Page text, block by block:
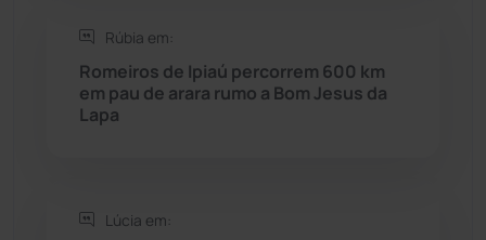
Sítio do Mato
Sudoeste Baiano
Rúbia em:
Romeiros de Ipiaú percorrem 600 km
em pau de arara rumo a Bom Jesus da
Lapa
Lúcia em: